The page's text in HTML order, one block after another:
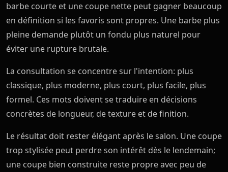
barbe courte et une coupe nette peut gagner beaucoup
en définition si les favoris sont propres. Une barbe plus
pleine demande plutôt un fondu plus naturel pour
éviter une rupture brutale.
La consultation se concentre sur l'intention: plus
classique, plus moderne, plus court, plus facile, plus
formel. Ces mots doivent se traduire en décisions
concrètes de longueur, de texture et de finition.
Le résultat doit rester élégant après le salon. Une coupe
trop stylisée peut perdre son intérêt dès le lendemain;
une coupe bien construite reste propre avec peu de